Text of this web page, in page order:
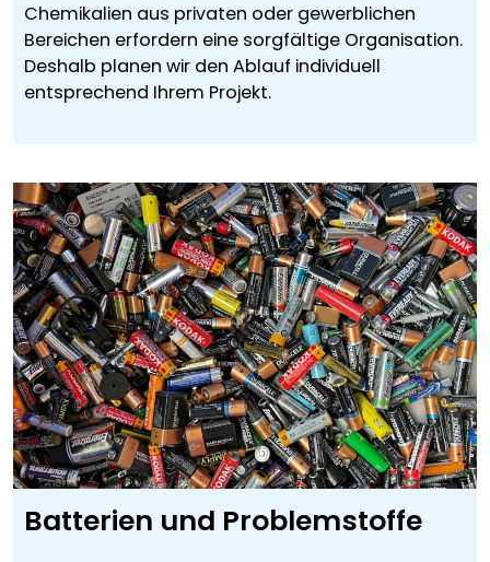
Chemikalien aus privaten oder gewerblichen
Bereichen erfordern eine sorgfältige Organisation.
Deshalb planen wir den Ablauf individuell
entsprechend Ihrem Projekt.
Batterien und Problemstoffe